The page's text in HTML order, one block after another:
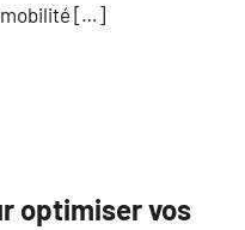
mobilité […]
optimiser vos